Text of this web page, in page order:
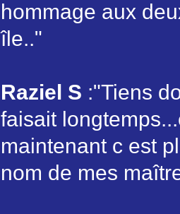
hommage aux
île.."
Raziel S :"Tiens
faisait
maintenant c est
nom de mes